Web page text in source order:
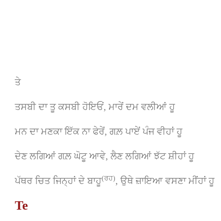
ਤੇ
ਤਸਬੀ ਦਾ ਤੂ ਕਸਬੀ ਹੋਇਓਂ, ਮਾਰੇਂ ਦਮ ਵਲੀਆਂ ਹੂ
ਮਨ ਦਾ ਮਣਕਾ ਇੱਕ ਨਾ ਫੇਰੇਂ, ਗਲ਼ ਪਾਏਂ ਪੰਜ ਵੀਹਾਂ ਹੂ
ਦੇਣ ਲਗਿਆਂ ਗਲ਼ ਘੋਟੂ ਆਵੇ, ਲੈਣ ਲਗਿਆਂ ਝੱਟ ਸ਼ੀਹਾਂ ਹੂ
ਪੱਥਰ ਚਿਤ ਜਿਨ੍ਹਾਂ ਦੇ ਬਾਹੂ(ਰਹ), ਉਥੇ ਜ਼ਾਇਆ ਵਸਣਾ ਮੀਂਹਾਂ ਹੂ
Te